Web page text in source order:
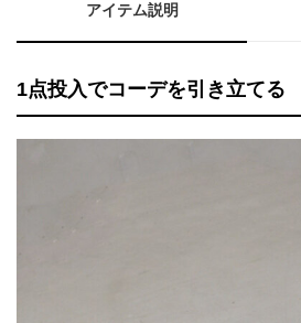
アイテム説明
1点投入でコーデを引き立てる